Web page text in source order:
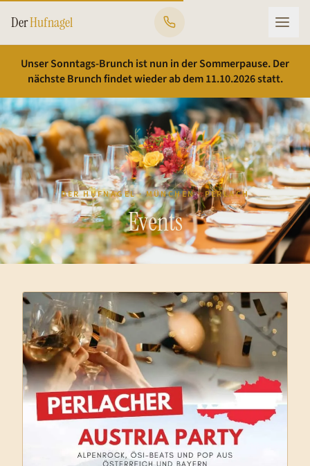
DerHufnagel
Unser Sonntags-Brunch ist nun in der Sommerpause. Der
nächste Brunch findet wieder ab dem 11.10.2026 statt.
DER HUFNAGEL · MÜNCHEN · PERLACH
Events